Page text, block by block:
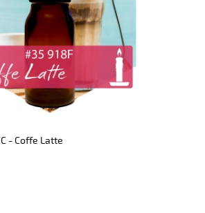
- Coffe Latte
do koszyka